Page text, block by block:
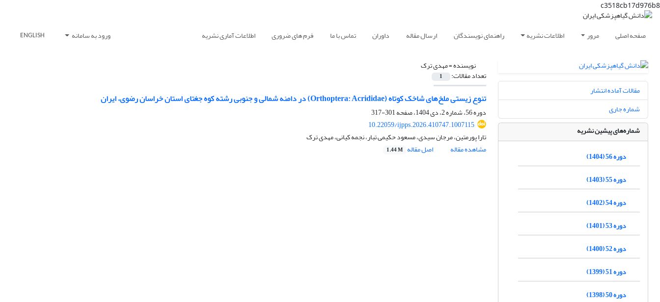
c3518cb17d976b8
صفحه اصلی مرور اطلاعات نشریه راهنمای نویسندگان ارسال مقاله داوران تماس با ما فرم های ضروری اطلاعات آماری نشریه ورود به سامانه ENGLISH
نویسنده =مهدی ترک
تعداد مقالات: 1
تنوع زیستی ملخ‌های شاخک کوتاه (Orthoptera: Acrididae) در دامنه شمالی و جنوبی رشته کوه جغتای استان خراسان رضوی، ایران
دوره 56، شماره 2، دی 1404، صفحه
301-317
10.22059/ijpps.2026.410747.1007115
تارا پورمتین، مرجان سیدی، مسعود حکیمی تبار، نجمه کیانی، مهدی ترک
مشاهده مقاله
اصل مقاله 1.44 M
مقالات آماده انتشار
شماره جاری
شماره‌های پیشین نشریه
دوره 56 (1404)
دوره 55 (1403)
دوره 54 (1402)
دوره 53 (1401)
دوره 52 (1400)
دوره 51 (1399)
دوره 50 (1398)